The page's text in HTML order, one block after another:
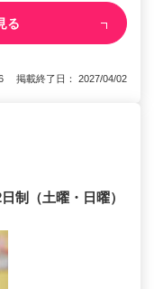
る
掲載終了日： 2027/04/02
制（土曜・日曜）